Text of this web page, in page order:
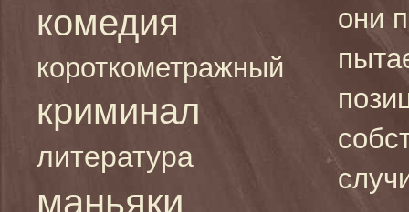
комедия
короткометражный
криминал
литература
маньяки
они